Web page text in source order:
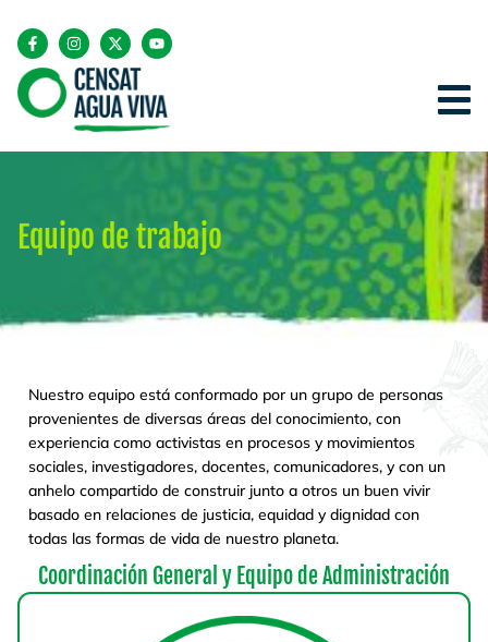
Equipo de trabajo
Nuestro equipo está conformado por un grupo de personas
provenientes de diversas áreas del conocimiento, con
experiencia como activistas en procesos y movimientos
sociales, investigadores, docentes, comunicadores, y con un
anhelo compartido de construir junto a otros un buen vivir
basado en relaciones de justicia, equidad y dignidad con
todas las formas de vida de nuestro planeta.
Coordinación General y Equipo de Administración